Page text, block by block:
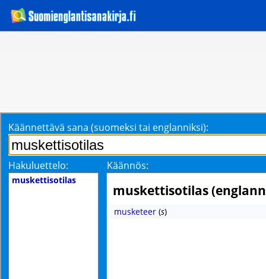
Käännettävä sana (suomeksi tai englanniksi):
Hakuluettelo: Käännös:
muskettisotilas
muskettisotilas
musketeer (s)